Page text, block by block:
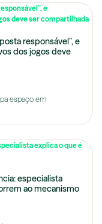
responsável”, e
dos jogos deve
espaço em
especialista
ao mecanismo